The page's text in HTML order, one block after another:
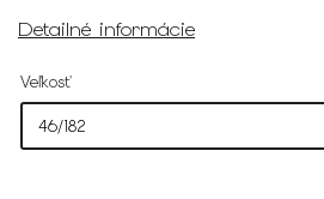
Detailné informácie
Veľkosť